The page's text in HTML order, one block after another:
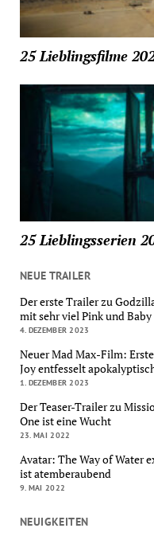
25 Lieblingsfilme
25 Lieblingsserien
NEUE TRAILER
Der erste Trailer zu
mit sehr viel Pink und Baby
4. DEZEMBER 2023
Neuer Mad Max-Film:
Joy entfesselt
1. DEZEMBER 2023
Der Teaser-Trailer zu
One ist eine Wucht
23. MAI 2022
Avatar: The Way of Water
ist atemberaubend
9. MAI 2022
NEUIGKEITEN